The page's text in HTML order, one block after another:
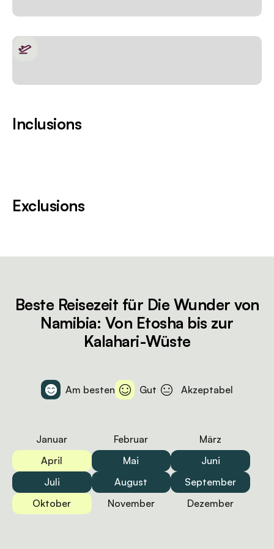
Inclusions
Exclusions
Beste Reisezeit für Die Wunder von
Namibia: Von Etosha bis zur
Kalahari-Wüste
Am besten Gut Akzeptabel
Januar Februar
März
April
Mai
Juni
Juli
August
September
Oktober
November Dezember